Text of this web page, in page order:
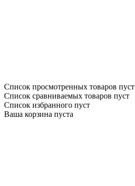
Список просмотренных товаров пуст
Список сравниваемых товаров пуст
Список избранного пуст
Ваша корзина пуста